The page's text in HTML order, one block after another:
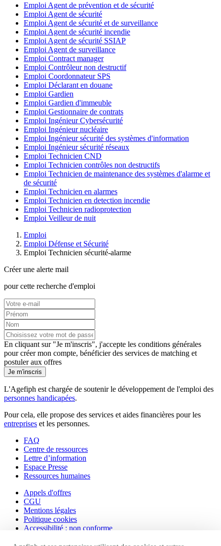
Emploi Agent de prévention et de sécurité
Emploi Agent de sécurité
Emploi Agent de sécurité et de surveillance
Emploi Agent de sécurité incendie
Emploi Agent de sécurité SSIAP
Emploi Agent de surveillance
Emploi Contract manager
Emploi Contrôleur non destructif
Emploi Coordonnateur SPS
Emploi Déclarant en douane
Emploi Gardien
Emploi Gardien d'immeuble
Emploi Gestionnaire de contrats
Emploi Ingénieur Cybersécurité
Emploi Ingénieur nucléaire
Emploi Ingénieur sécurité des systèmes d'information
Emploi Ingénieur sécurité réseaux
Emploi Technicien CND
Emploi Technicien contrôles non destructifs
Emploi Technicien de maintenance des systèmes d'alarme et
de sécurité
Emploi Technicien en alarmes
Emploi Technicien en detection incendie
Emploi Technicien radioprotection
Emploi Veilleur de nuit
Emploi
Emploi Défense et Sécurité
Emploi Technicien sécurité-alarme
Créer une alerte mail
pour cette recherche d'emploi
En cliquant sur "Je m'inscris", j'accepte les conditions générales
pour créer mon compte, bénéficier des services de matching et
postuler aux offres
Je m'inscris
L'Agefiph est chargée de soutenir le développement de l'emploi des
personnes handicapées.
Pour cela, elle propose des services et aides financières pour les
entreprises et les personnes.
FAQ
Centre de ressources
Lettre d’information
Espace Presse
Ressources humaines
Appels d'offres
CGU
Mentions légales
Politique cookies
Accessibilité : non conforme